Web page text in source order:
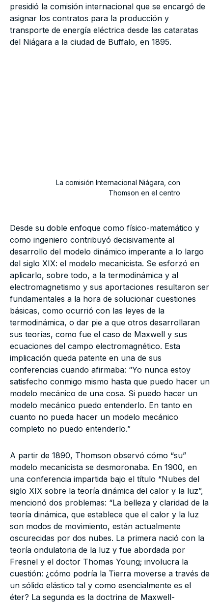
presidió la comisión internacional que se encargó de
asignar los contratos para la producción y
transporte de energía eléctrica desde las cataratas
del Niágara a la ciudad de Buffalo, en 1895.
La comisión Internacional Niágara, con
Thomson en el centro
Desde su doble enfoque como físico-matemático y
como ingeniero contribuyó decisivamente al
desarrollo del modelo dinámico imperante a lo largo
del siglo XIX: el modelo mecanicista. Se esforzó en
aplicarlo, sobre todo, a la termodinámica y al
electromagnetismo y sus aportaciones resultaron ser
fundamentales a la hora de solucionar cuestiones
básicas, como ocurrió con las leyes de la
termodinámica, o dar pie a que otros desarrollaran
sus teorías, como fue el caso de Maxwell y sus
ecuaciones del campo electromagnético. Esta
implicación queda patente en una de sus
conferencias cuando afirmaba: “Yo nunca estoy
satisfecho conmigo mismo hasta que puedo hacer un
modelo mecánico de una cosa. Si puedo hacer un
modelo mecánico puedo entenderlo. En tanto en
cuanto no pueda hacer un modelo mecánico
completo no puedo entenderlo.”
A partir de 1890, Thomson observó cómo “su”
modelo mecanicista se desmoronaba. En 1900, en
una conferencia impartida bajo el título “Nubes del
siglo XIX sobre la teoría dinámica del calor y la luz”,
mencionó dos problemas: “La belleza y claridad de la
teoría dinámica, que establece que el calor y la luz
son modos de movimiento, están actualmente
oscurecidas por dos nubes. La primera nació con la
teoría ondulatoria de la luz y fue abordada por
Fresnel y el doctor Thomas Young; involucra la
cuestión: ¿cómo podría la Tierra moverse a través de
un sólido elástico tal y como esencialmente es el
éter? La segunda es la doctrina de Maxwell-